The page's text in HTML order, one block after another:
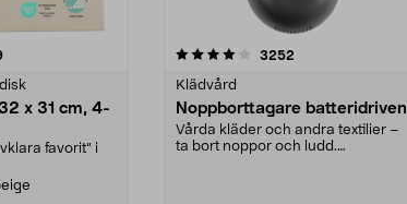
recensioner
x 31 cm, 4-
favorit” i
stjärnor 3252
Klädvård
Noppborttagare batteridriven
Vårda kläder och andra textilier –
ta bort noppor och ludd.
4.5av 5 stjärnor